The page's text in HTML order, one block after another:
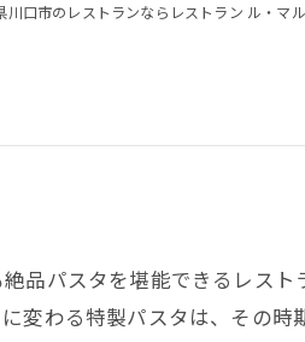
川口市のレストランならレストラン ル・マ
品パスタを堪能できるレス
変わる特製パスタは、その